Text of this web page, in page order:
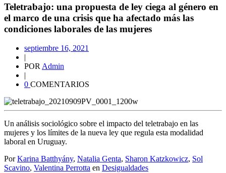
Teletrabajo: una propuesta de ley ciega al género en
el marco de una crisis que ha afectado más las
condiciones laborales de las mujeres
septiembre 16, 2021
|
POR Admin
|
0 COMENTARIOS
Un análisis sociológico sobre el impacto del teletrabajo en las
mujeres y los límites de la nueva ley que regula esta modalidad
laboral en Uruguay.
PorKarina Batthyány, Natalia Genta, Sharon Katzkowicz, Sol
Scavino, Valentina Perrotta en Desigualdades